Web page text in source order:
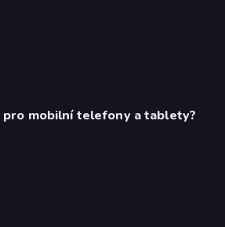
mobilní telefony a tablety?